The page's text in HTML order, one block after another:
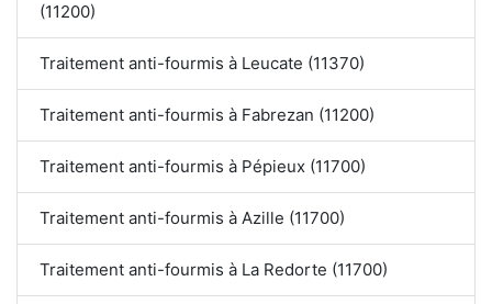
(11200)
Traitement anti-fourmis à Leucate (11370)
Traitement anti-fourmis à Fabrezan (11200)
Traitement anti-fourmis à Pépieux (11700)
Traitement anti-fourmis à Azille (11700)
Traitement anti-fourmis à La Redorte (11700)